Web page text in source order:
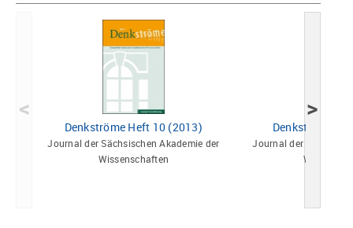
Denkströme Heft 10 (2013)
Journal der Sächsischen Akademie der
Wissenschaften
Denkströme
Journal der
< >